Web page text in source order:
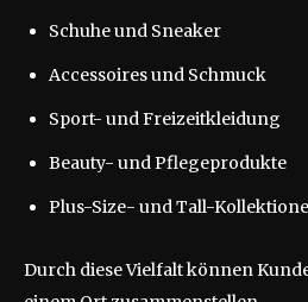
Schuhe und Sneaker
Accessoires und Schmuck
Sport- und Freizeitkleidung
Beauty- und Pflegeprodukte
Plus-Size- und Tall-
Durch diese Vielfalt können